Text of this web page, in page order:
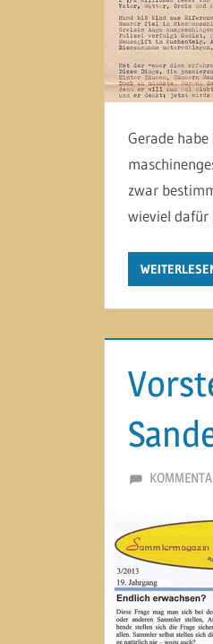
Gerade
zwar
wieviel dafür
4. JULI 2013
MARTINA